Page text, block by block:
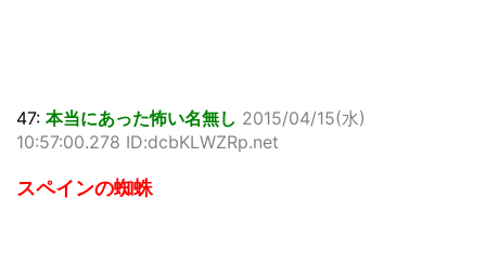
47: 本当にあった怖い名無し 2015/04/15(水)
10:57:00.278 ID:dcbKLWZRp.net
スペインの蜘蛛